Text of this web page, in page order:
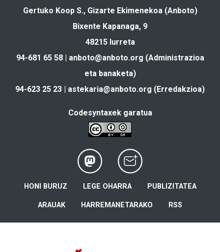
Gertuko Koop S., Gizarte Ekimenekoa (Anboto)
Bixente Kapanaga, 9
48215 Iurreta
94-681 65 58 | anboto@anboto.org (Administrazioa
eta banaketa)
94-623 25 23 | astekaria@anboto.org (Erredakzioa)
Codesyntaxek garatua
HONI BURUZ LEGE OHARRA PUBLIZITATEA
ARAUAK HARREMANETARAKO RSS